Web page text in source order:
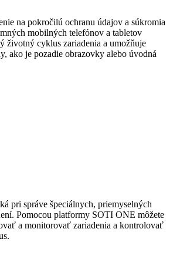
na pokročilú ochranu údajov a súkromia
mobilných telefónov a tabletov
životný cyklus zariadenia a umožňuje
ako je pozadie obrazovky alebo úvodná
pri správe špeciálnych, priemyselných
Pomocou platformy SOTI ONE môžete
a monitorovať zariadenia a kontrolovať